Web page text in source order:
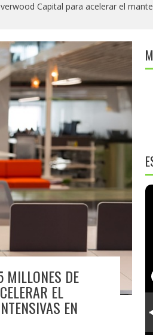
Capital para acelerar el
MILLONES DE
EL
EN